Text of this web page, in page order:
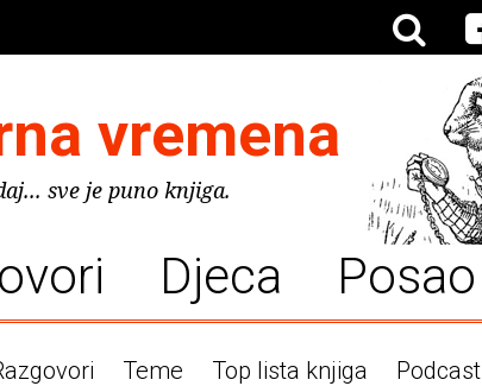
vremena
sve je puno knjiga.
Djeca Posao
Teme Top lista knjiga Podcast